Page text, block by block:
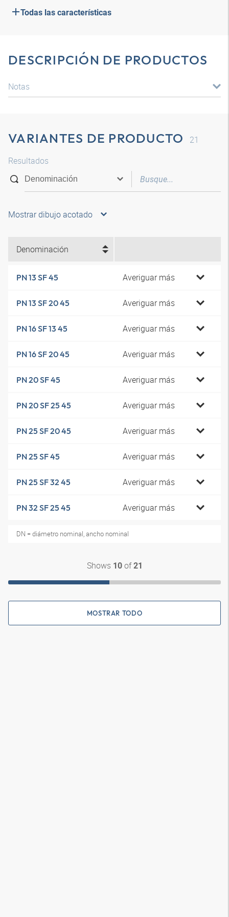
Todas las características
DESCRIPCIÓN DE PRODUCTOS
Notas
VARIANTES DE PRODUCTO
21
Resultados
Mostrar dibujo acotado
Denominación
PN 13 SF 45 Averiguar más
PN 13 SF 20 45 Averiguar más
PN 16 SF 13 45 Averiguar más
PN 16 SF 20 45 Averiguar más
PN 20 SF 45 Averiguar más
PN 20 SF 25 45 Averiguar más
PN 25 SF 20 45 Averiguar más
PN 25 SF 45 Averiguar más
PN 25 SF 32 45 Averiguar más
PN 32 SF 25 45 Averiguar más
DN = diámetro nominal, ancho nominal
Shows 10of21
MOSTRAR TODO